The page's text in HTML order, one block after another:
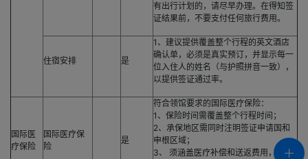
有出行计划的，请尽早办理。在得知签
证结果前，不要支付任何旅行费用。
住宿安排 是
1、建议提供覆盖整个行程的英文酒店
确认单，必须是真实预订，并显示每一
位入住人的姓名（与护照拼音一致），
以提供签证通过率。
国际医
疗保险
国际医疗保
险
是
符合领馆要求的国际医疗保险：
1、保险时间需覆盖整个行程时间；
2、承保地区需同时注明签证申请国和
申根区域；
3、 须涵盖医疗补偿和送返费用，其中